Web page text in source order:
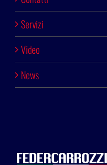
Servizi
Video
News